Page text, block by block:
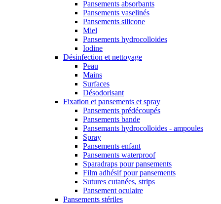
Pansements absorbants
Pansements vaselinés
Pansements silicone
Miel
Pansements hydrocolloides
Iodine
Désinfection et nettoyage
Peau
Mains
Surfaces
Désodorisant
Fixation et pansements et spray
Pansements prédécoupés
Pansements bande
Pansemants hydrocolloides - ampoules
Spray
Pansements enfant
Pansements waterproof
Sparadraps pour pansements
Film adhésif pour pansements
Sutures cutanées, strips
Pansement oculaire
Pansements stériles